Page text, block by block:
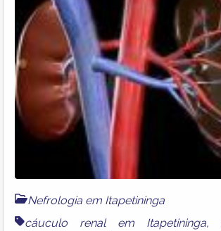
Nefrologia em Itapetininga
cáuculo renal em Itapetininga,